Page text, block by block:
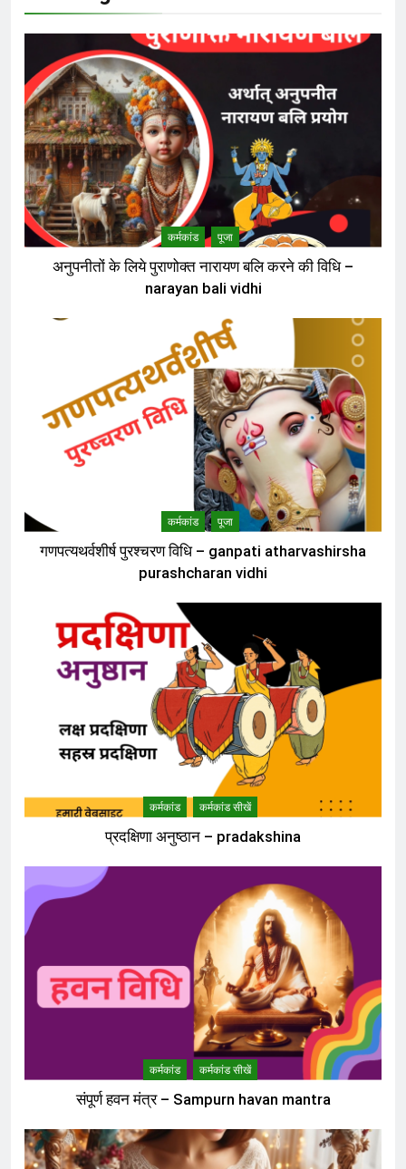
कर्मकांड पूजा
अनुपनीतों के लिये पुराणोक्त नारायण बलि करने की विधि –
narayan bali vidhi
कर्मकांड पूजा
गणपत्यथर्वशीर्ष पुरश्चरण विधि – ganpati atharvashirsha
purashcharan vidhi
कर्मकांड कर्मकांड सीखें
प्रदक्षिणा अनुष्ठान – pradakshina
कर्मकांड कर्मकांड सीखें
संपूर्ण हवन मंत्र – Sampurn havan mantra